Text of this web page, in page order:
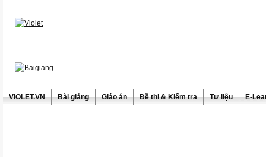
ViOLET.VN Bài giảng Giáo án Đề thi & Kiểm tra Tư liệu E-